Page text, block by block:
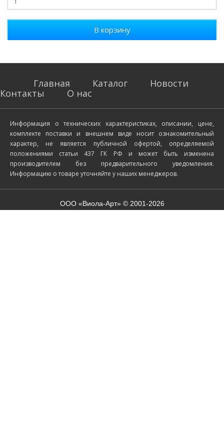
В корзину
Главная Каталог
Новости
Контакты
О нас
Информация о технических характеристиках, описании, цене,
комплекте поставки и внешнем виде носит ознакомительный
характер, не является публичной офертой, определяемой
положениями статьи 437 ГК РФ и может быть изменена
производителем без предварительного уведомления.
Информацию о товаре уточняйте у наших менеджеров.
ООО «Виола-Арт» © 2001-2026